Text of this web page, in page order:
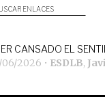
ENLACES
CANSADO EL
06/2026 • ESDLB,